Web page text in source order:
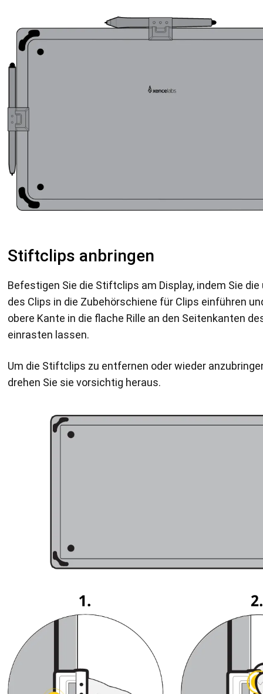
Stiftclips anbringen
Befestigen Sie die Stiftclips am Display, indem Sie
des Clips in die Zubehörschiene für Clips einführen
obere Kante in die flache Rille an den Seitenkanten
einrasten lassen.
Um die Stiftclips zu entfernen oder wieder
drehen Sie sie vorsichtig heraus.